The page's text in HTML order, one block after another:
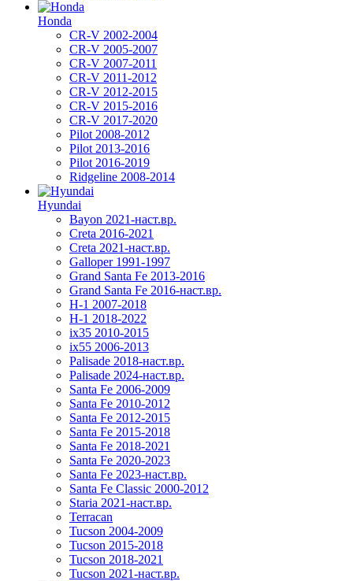
Honda
CR-V 2002-2004
CR-V 2005-2007
CR-V 2007-2011
CR-V 2011-2012
CR-V 2012-2015
CR-V 2015-2016
CR-V 2017-2020
Pilot 2008-2012
Pilot 2013-2016
Pilot 2016-2019
Ridgeline 2008-2014
Hyundai
Bayon 2021-наст.вр.
Creta 2016-2021
Creta 2021-наст.вр.
Galloper 1991-1997
Grand Santa Fe 2013-2016
Grand Santa Fe 2016-наст.вр.
H-1 2007-2018
H-1 2018-2022
ix35 2010-2015
ix55 2006-2013
Palisade 2018-наст.вр.
Palisade 2024-наст.вр.
Santa Fe 2006-2009
Santa Fe 2010-2012
Santa Fe 2012-2015
Santa Fe 2015-2018
Santa Fe 2018-2021
Santa Fe 2020-2023
Santa Fe 2023-наст.вр.
Santa Fe Classic 2000-2012
Staria 2021-наст.вр.
Terracan
Tucson 2004-2009
Tucson 2015-2018
Tucson 2018-2021
Tucson 2021-наст.вр.